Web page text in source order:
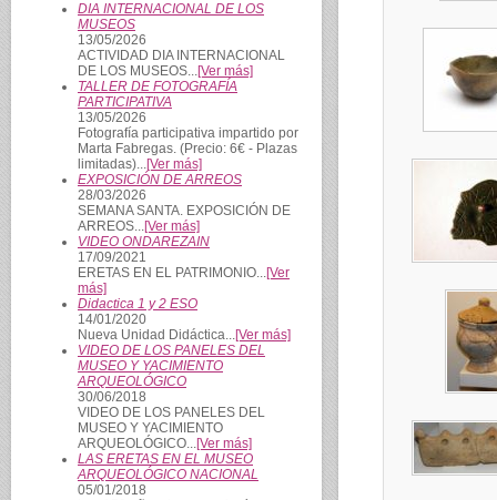
DIA INTERNACIONAL DE LOS
MUSEOS
13/05/2026
ACTIVIDAD DIA INTERNACIONAL
DE LOS MUSEOS...[Ver más]
TALLER DE FOTOGRAFÍA
PARTICIPATIVA
13/05/2026
Fotografía participativa impartido por
Marta Fabregas. (Precio: 6€ - Plazas
limitadas)...[Ver más]
EXPOSICIÓN DE ARREOS
28/03/2026
SEMANA SANTA. EXPOSICIÓN DE
ARREOS...[Ver más]
VIDEO ONDAREZAIN
17/09/2021
ERETAS EN EL PATRIMONIO...[Ver
más]
Didactica 1 y 2 ESO
14/01/2020
Nueva Unidad Didáctica...[Ver más]
VIDEO DE LOS PANELES DEL
MUSEO Y YACIMIENTO
ARQUEOLÓGICO
30/06/2018
VIDEO DE LOS PANELES DEL
MUSEO Y YACIMIENTO
ARQUEOLÓGICO...[Ver más]
LAS ERETAS EN EL MUSEO
ARQUEOLÓGICO NACIONAL
05/01/2018